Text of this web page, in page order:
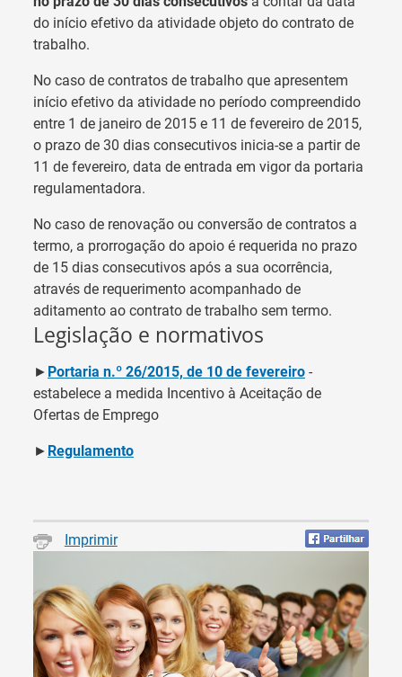
do início efetivo da atividade objeto do contrato de
trabalho.
No caso de contratos de trabalho que apresentem
início efetivo da atividade no período compreendido
entre 1 de janeiro de 2015 e 11 de fevereiro de 2015,
o prazo de 30 dias consecutivos inicia-se a partir de
11 de fevereiro, data de entrada em vigor da portaria
regulamentadora.
No caso de renovação ou conversão de contratos a
termo, a prorrogação do apoio é requerida no prazo
de 15 dias consecutivos após a sua ocorrência,
através de requerimento acompanhado de
aditamento ao contrato de trabalho sem termo.
Legislação e normativos
► Portaria n.º 26/2015, de 10 de fevereiro -
estabelece a medida Incentivo à Aceitação de
Ofertas de Emprego
► Regulamento
Imprimir